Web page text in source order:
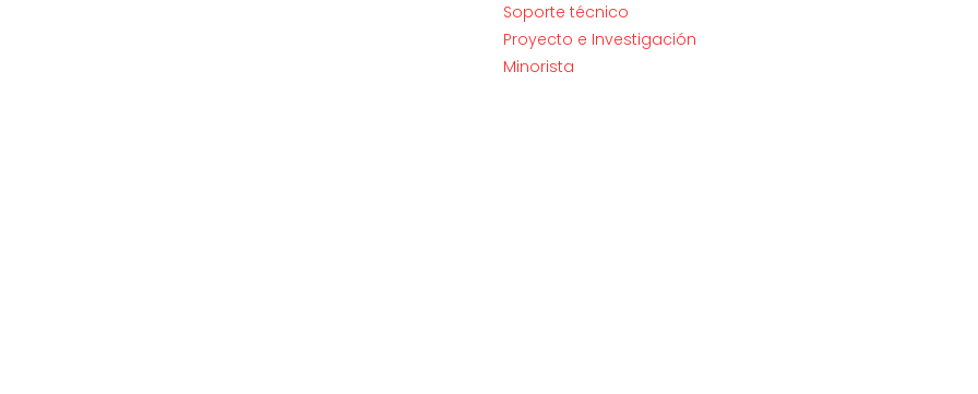
Soporte técnico
Proyecto e Investigación
Minorista